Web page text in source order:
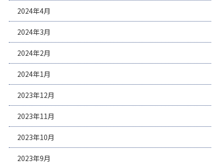
2024年4月
2024年3月
2024年2月
2024年1月
2023年12月
2023年11月
2023年10月
2023年9月